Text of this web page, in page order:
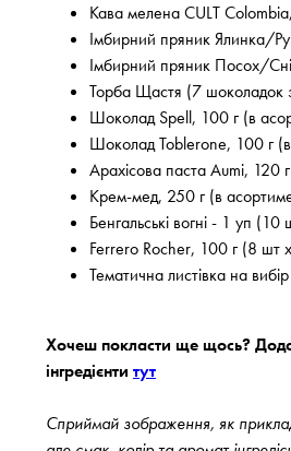
Кава мелена CULT
Імбирний пряник Ялинка/
Імбирний пряник Посох/
Торба Щастя (7 шоколадок
Шоколад Spell, 100 г (в
Шоколад Toblerone, 100 г (в
Арахісова паста Aumi, 120 г
Крем-мед, 250 г (в
Бенгальські вогні - 1 уп (10
Ferrero Rocher, 100 г (8 шт
Тематична листівка на
Хочеш покласти ще щось?
інгредієнти тут
Сприймай зображення, як